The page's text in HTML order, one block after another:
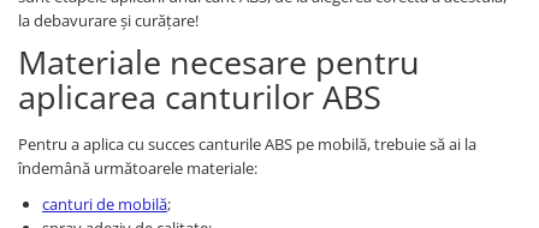
la debavurare și curățare!
Materiale necesare pentru
aplicarea canturilor ABS
Pentru a aplica cu succes canturile ABS pe mobilă, trebuie să ai la
îndemână următoarele materiale:
canturi de mobilă;